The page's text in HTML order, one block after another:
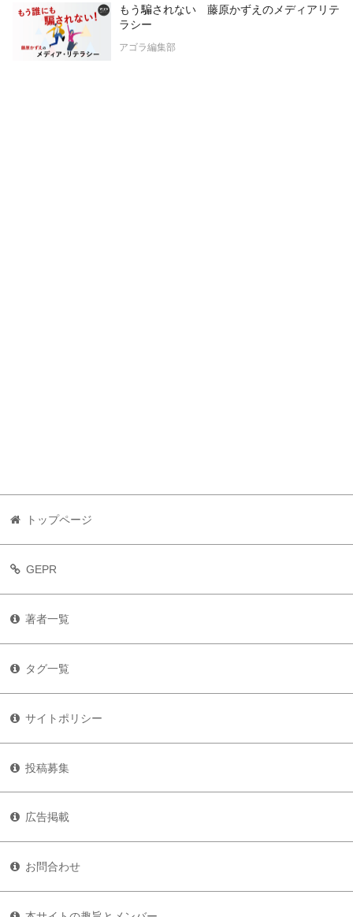
もう騙されない 藤原かずえのメディアリテ
ラシー
アゴラ編集部
トップページ
GEPR
著者一覧
タグ一覧
サイトポリシー
投稿募集
広告掲載
お問合わせ